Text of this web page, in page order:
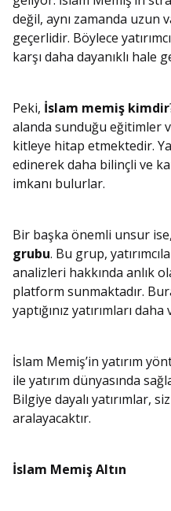
değil, aynı zamanda uzun
geçerlidir. Böylece
karşı daha dayanıklı hale
Peki, İslam memiş kimdir
alanda sunduğu eğitimler
kitleye hitap etmektedir.
edinerek daha bilinçli ve
imkanı bulurlar.
Bir başka önemli unsur ise,
grubu. Bu grup,
analizleri hakkında anlık
platform sunmaktadır.
yaptığınız yatırımları
İslam Memiş’in yatırım
ile yatırım dünyasında
Bilgiye dayalı yatırımlar,
aralayacaktır.
İslam Memiş Altın